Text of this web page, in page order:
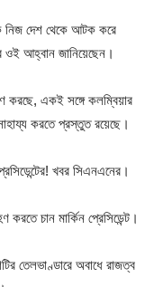
নিজ দেশ থেকে আটক করে
ওই আহ্বান জানিয়েছেন।
করছে, একই সঙ্গে কলম্বিয়ার
করতে প্রস্তুত রয়েছে।
খবর সিএনএনের।
চান মার্কিন প্রেসিডেন্ট।
তেলভাণ্ডারে অবাধে রাজত্ব